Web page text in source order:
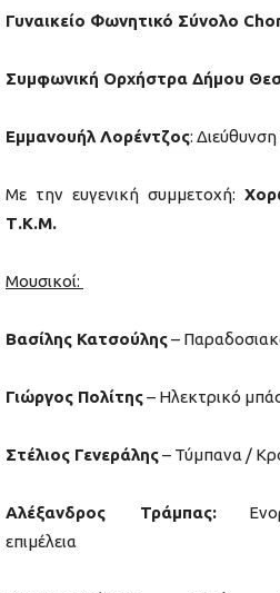
Γυναικείο Φωνητικό Σύνολο
Συμφωνική Ορχήστρα Δήμου
Εμμανουήλ Λορέντζος:
Με την ευγενική συμμετοχή:
Τ.Κ.Μ.
Μουσικοί:
Βασίλης Κατσούλης–
Γιώργος Πολίτης– Ηλεκτρικό
Στέλιος Γενεράλης– Τύμπανα /
Αλέξανδρος Τράμπας:
επιμέλεια